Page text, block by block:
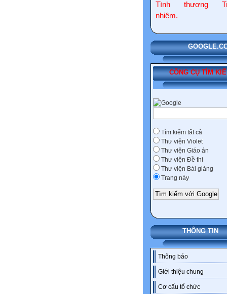
Tình thương
nhiệm.
GOOGLE.COM
CÔNG CỤ TÌM
Tìm kiếm tất cả
Thư viện Violet
Thư viện Giáo án
Thư viện Đề thi
Thư viện Bài giảng
Trang này
THÔNG TIN
Thông báo
Giới thiệu chung
Cơ cấu tổ chức